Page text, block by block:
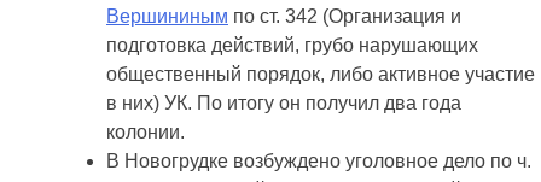
Вершининым по ст. 342 (Организация и
подготовка действий, грубо нарушающих
общественный порядок, либо активное участие
в них) УК. По итогу он получил два года
колонии.
В Новогрудке возбуждено уголовное дело по ч.